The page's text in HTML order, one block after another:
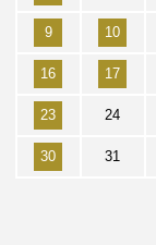
9 10
16 17
23 24
30 31